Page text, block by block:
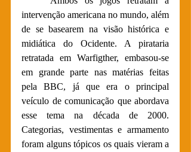
intervenção americana no mundo, além
de se basearem na visão histórica e
midiática do Ocidente. A pirataria
retratada em Warfigther, embasou-se
em grande parte nas matérias feitas
pela BBC, já que era o principal
veículo de comunicação que abordava
esse tema na década de 2000.
Categorias, vestimentas e armamento
foram alguns tópicos os quais vieram a